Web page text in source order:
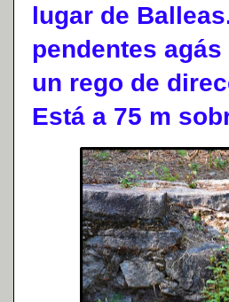
lugar de
pendentes
un rego de
Está a 75 m